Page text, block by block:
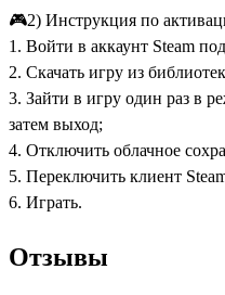
🎮2) Инструкция по
1. Войти в аккаунт Steam
2. Скачать игру из
3. Зайти в игру один раз в
затем выход;
4. Отключить облачное
5. Переключить клиент
6. Играть.
Отзывы